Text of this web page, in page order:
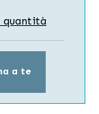
quantità
a te